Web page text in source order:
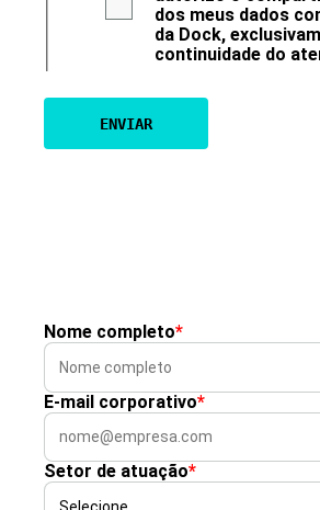
dos meus dados
da Dock,
continuidade do
Nome completo*
E-mail corporativo*
Setor de atuação*